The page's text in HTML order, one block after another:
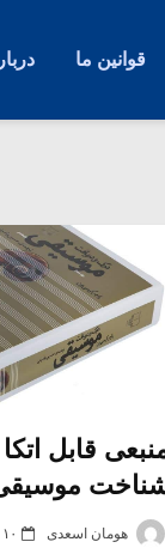
قوانین ما
قابل اتکا
موسیقی
هومان اسعدی ۱۰ دی ۱۳۹۷